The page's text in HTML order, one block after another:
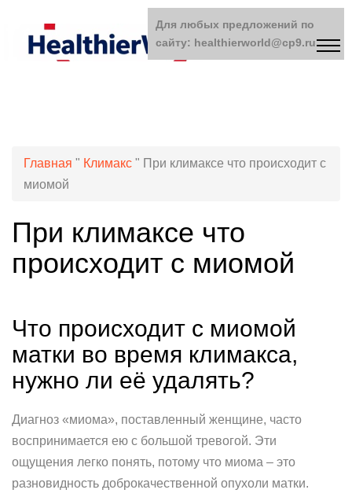
Главная " Климакс " При климаксе что происходит с
миомой
При климаксе что
происходит с миомой
Что происходит с миомой
матки во время климакса,
нужно ли её удалять?
Диагноз «миома», поставленный женщине, часто
воспринимается ею с большой тревогой. Эти
ощущения легко понять, потому что миома – это
разновидность доброкачественной опухоли матки.
Для любых предложений по
сайту: healthierworld@cp9.ru